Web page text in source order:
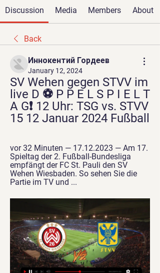
Discussion Media Members About
Back
Иннокентий Гордеев
January 12, 2024
SV Wehen gegen STVV im
live D ⚽️ P P E L S P I E L T
A G❗️ 12 Uhr: TSG vs. STVV
15 12 Januar 2024 Fußball
vor 32 Minuten — 17.12.2023 — Am 17.
Spieltag der 2. Fußball-Bundesliga
empfängt der FC St. Pauli den SV
Wehen Wiesbaden. So sehen Sie die
Partie im TV und ...